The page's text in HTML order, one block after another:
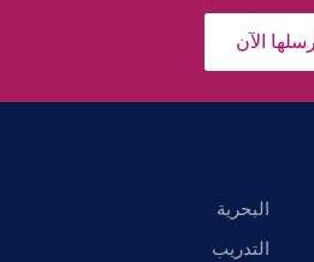
أرسلها الآن
البحرية
التدريب